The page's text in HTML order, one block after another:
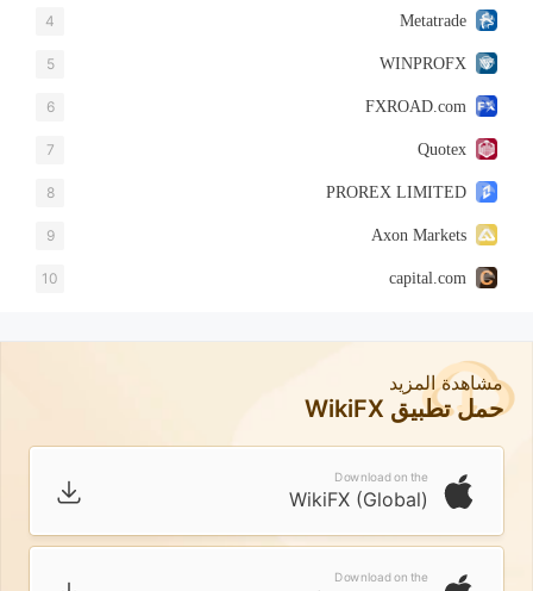
Metatrade
4
WINPROFX
5
FXROAD.com
6
Quotex
7
PROREX LIMITED
8
Axon Markets
9
capital.com
10
مشاهدة المزيد
حمل تطبيق WikiFX
Download on the
WikiFX (Global)
Download on the